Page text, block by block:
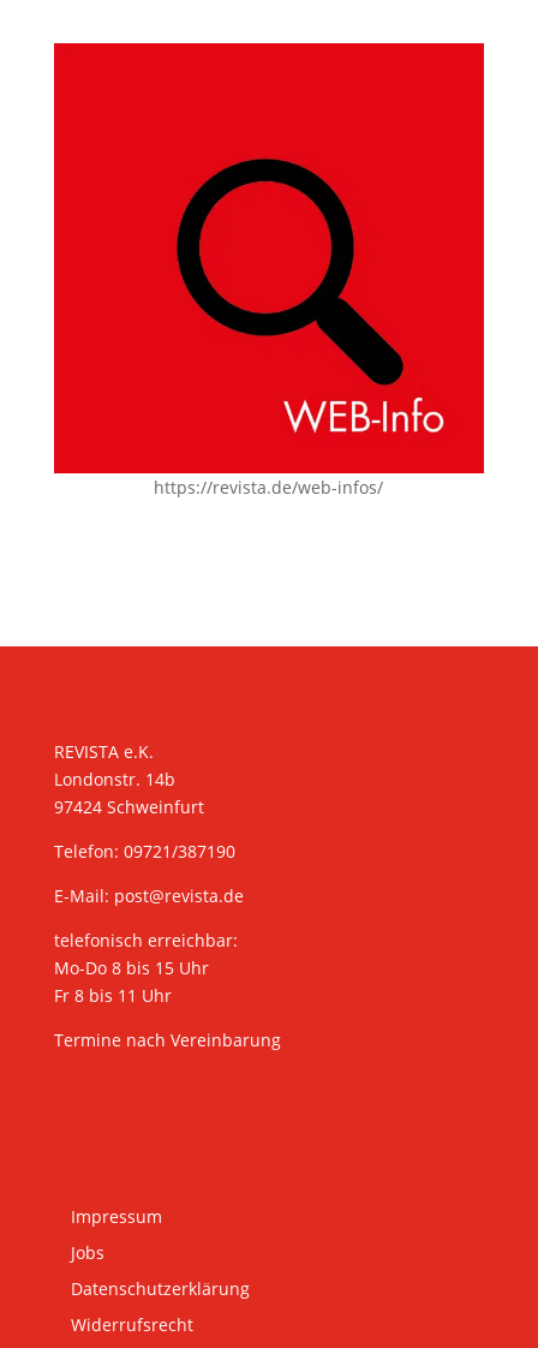
https://revista.de/web-infos/
REVISTA e.K.
Londonstr. 14b
97424 Schweinfurt
Telefon: 09721/387190
E-Mail: post@revista.de
telefonisch erreichbar:
Mo-Do 8 bis 15 Uhr
Fr 8 bis 11 Uhr
Termine nach Vereinbarung
Impressum
Jobs
Datenschutzerklärung
Widerrufsrecht